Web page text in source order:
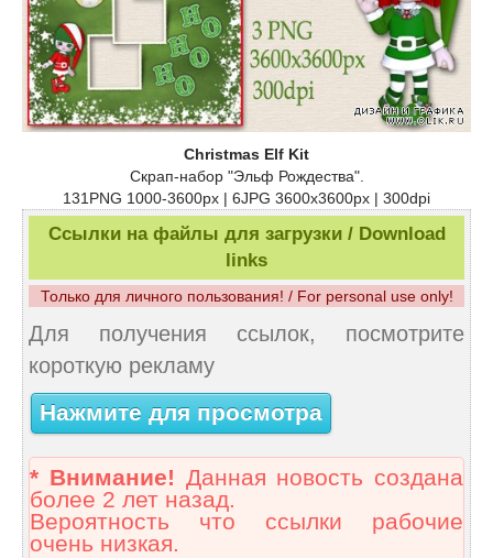
Christmas Elf Kit
Скрап-набор "Эльф Рождества".
131PNG 1000-3600px | 6JPG 3600x3600px | 300dpi
Ссылки на файлы для загрузки / Download
links
Только для личного пользования! / For personal use only!
Для получения ссылок, посмотрите
короткую рекламу
Нажмите для просмотра
* Внимание! Данная новость создана
более 2 лет назад.
Вероятность что ссылки рабочие
очень низкая.